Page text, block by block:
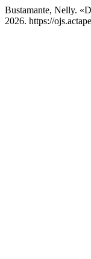
Bustamante, Nelly.
2026. https://